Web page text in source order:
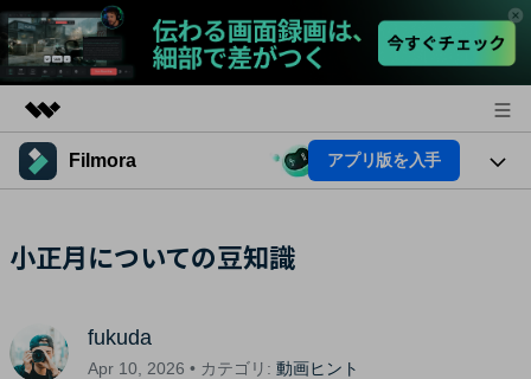
製品
ユーティリティ
概要
プラン＆価格
Filmora アプリ版を入手
製品機能
AI機能
活用法
小正月についての豆知識
fukuda
Apr 10, 2026 • カテゴリ: 動画ヒント